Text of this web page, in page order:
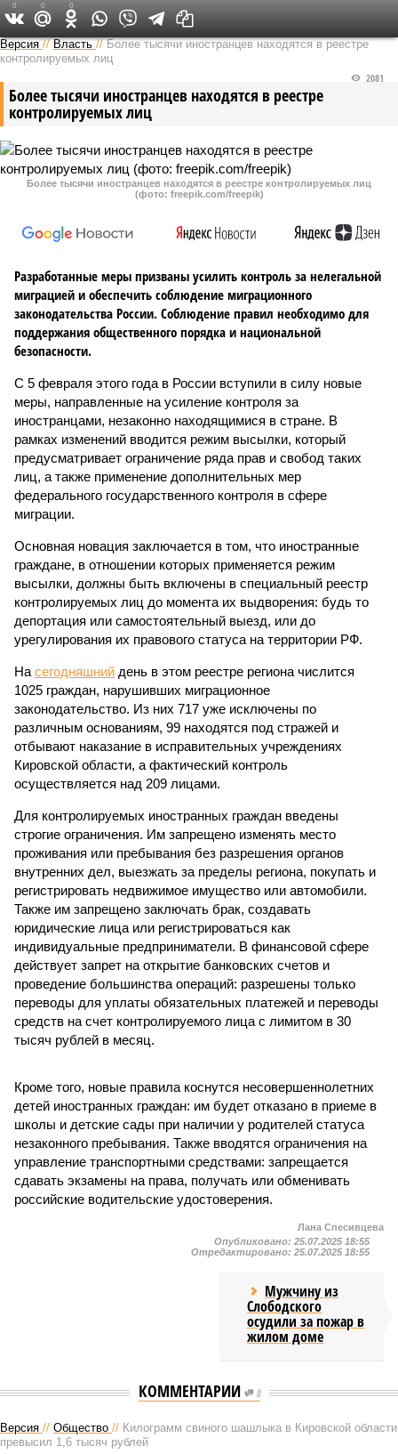
Версия в Кирове
Версия //Власть //Более тысячи иностранцев находятся в реестре
контролируемых лиц
Более тысячи иностранцев находятся в реестре
контролируемых лиц
2081
Более тысячи иностранцев находятся в реестре контролируемых лиц
(фото: freepik.com/freepik)
Разработанные меры призваны усилить контроль за нелегальной
миграцией и обеспечить соблюдение миграционного
законодательства России. Соблюдение правил необходимо для
поддержания общественного порядка и национальной
безопасности.
С 5 февраля этого года в России вступили в силу новые
меры, направленные на усиление контроля за
иностранцами, незаконно находящимися в стране. В
рамках изменений вводится режим высылки, который
предусматривает ограничение ряда прав и свобод таких
лиц, а также применение дополнительных мер
федерального государственного контроля в сфере
миграции.
Основная новация заключается в том, что иностранные
граждане, в отношении которых применяется режим
высылки, должны быть включены в специальный реестр
контролируемых лиц до момента их выдворения: будь то
депортация или самостоятельный выезд, или до
урегулирования их правового статуса на территории РФ.
На сегодняшний день в этом реестре региона числится
1025 граждан, нарушивших миграционное
законодательство. Из них 717 уже исключены по
различным основаниям, 99 находятся под стражей и
отбывают наказание в исправительных учреждениях
Кировской области, а фактический контроль
осуществляется над 209 лицами.
Для контролируемых иностранных граждан введены
строгие ограничения. Им запрещено изменять место
проживания или пребывания без разрешения органов
внутренних дел, выезжать за пределы региона, покупать и
регистрировать недвижимое имущество или автомобили.
Также им запрещено заключать брак, создавать
юридические лица или регистрироваться как
индивидуальные предприниматели. В финансовой сфере
действует запрет на открытие банковских счетов и
проведение большинства операций: разрешены только
переводы для уплаты обязательных платежей и переводы
средств на счет контролируемого лица с лимитом в 30
тысяч рублей в месяц.
Кроме того, новые правила коснутся несовершеннолетних
детей иностранных граждан: им будет отказано в приеме в
школы и детские сады при наличии у родителей статуса
незаконного пребывания. Также вводятся ограничения на
управление транспортными средствами: запрещается
сдавать экзамены на права, получать или обменивать
российские водительские удостоверения.
0 0 0
Лана Спесивцева
Опубликовано: 25.07.2025 18:55
Отредактировано: 25.07.2025 18:55
Мужчину из
Слободского
осудили за пожар в
жилом доме
КОММЕНТАРИИ 0
Версия // Общество // Килограмм свиного шашлыка в Кировской области
превысил 1,6 тысяч рублей